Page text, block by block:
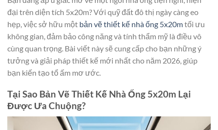
đại trên diện tích 5x20m? Với quỹ đất đô thị ngày càng eo
hẹp, việc sở hữu một bản vẽ thiết kế nhà ống 5x20mtối ưu
không gian, đảm bảo công năng và tính thẩm mỹ là điều vô
cùng quan trọng. Bài viết này sẽ cung cấp cho bạn những ý
tưởng và giải pháp thiết kế mới nhất cho năm 2026, giúp
bạn kiến tạo tổ ấm mơ ước.
Tại Sao Bản Vẽ Thiết Kế Nhà Ống 5x20m Lại
Được Ưa Chuộng?